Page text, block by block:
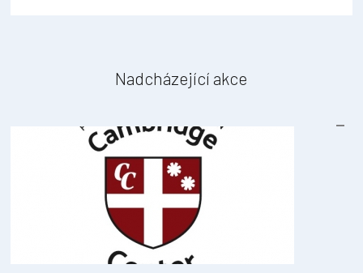
Nadcházející akce